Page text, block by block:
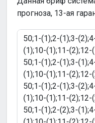
прогноза, 13-ая